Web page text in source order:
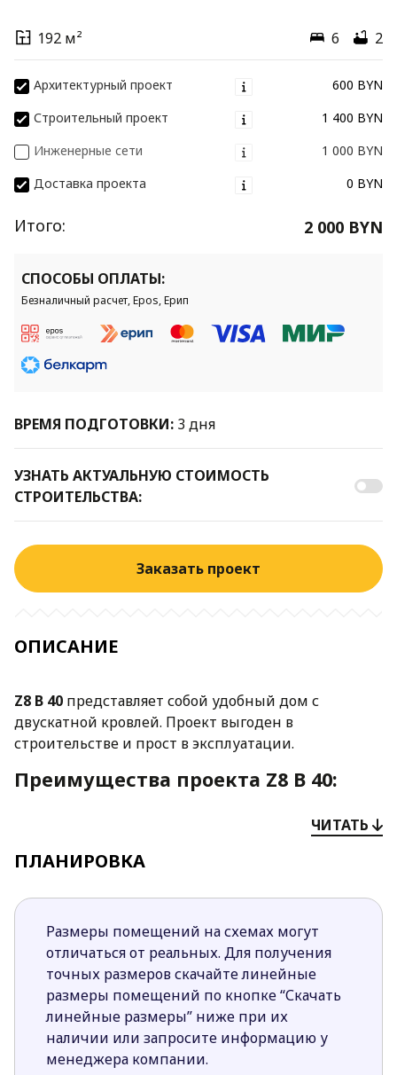
192 м² 6 2
Архитектурный проект
600 BYN
Строительный проект
1 400 BYN
Инженерные сети
1 000 BYN
Доставка проекта
0 BYN
Итого: 2 000 BYN
СПОСОБЫ ОПЛАТЫ:
Безналичный расчет, Epos, Ерип
ВРЕМЯ ПОДГОТОВКИ: 3 дня
УЗНАТЬ АКТУАЛЬНУЮ СТОИМОСТЬ
СТРОИТЕЛЬСТВА:
Заказать проект
ОПИСАНИЕ
Z8 B 40 представляет собой удобный дом с
двускатной кровлей. Проект выгоден в
строительстве и прост в эксплуатации.
Преимущества проекта Z8 B 40:
позволяет наслаждаться отдыхом даже в
дождливую погоду.
Планировка удобна для больших семей с
маленькими детьми или пожилыми людьми,
спальни.
Дневная часть дома светла и просторна за счет
объединения столовой и гостиной в одно
пространство. Особого шарма помещению
придает центрально расположенный камин.
Полуоткрытую кухню при желании можно
сделать закрытой.
ЧИТАТЬ
ПЛАНИРОВКА
Размеры помещений на схемах могут
отличаться от реальных. Для получения
точных размеров скачайте линейные
размеры помещений по кнопке “Скачать
линейные размеры” ниже при их
наличии или запросите информацию у
менеджера компании.